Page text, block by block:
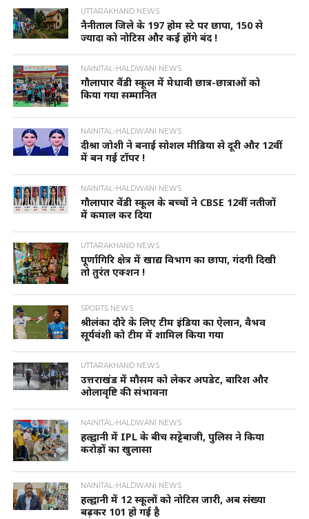
UTTARAKHAND NEWS
नैनीताल जिले के 197 होम स्टे पर छापा, 150 से
ज्यादा को नोटिस और कई होंगे बंद !
NAINITAL-HALDWANI NEWS
गौलापार वैंडी स्कूल में मेधावी छात्र-छात्राओं को
किया गया सम्मानित
NAINITAL-HALDWANI NEWS
दीश्रा जोशी ने बनाई सोशल मीडिया से दूरी और 12वीं
में बन गई टॉपर !
NAINITAL-HALDWANI NEWS
गौलापार वेंडी स्कूल के बच्चों ने CBSE 12वीं नतीजों
में कमाल कर दिया
UTTARAKHAND NEWS
पूर्णागिरि क्षेत्र में खाद्य विभाग का छापा, गंदगी दिखी
तो तुरंत एक्शन !
SPORTS NEWS
श्रीलंका दौरे के लिए टीम इंडिया का ऐलान, वैभव
सूर्यवंशी को टीम में शामिल किया गया
UTTARAKHAND NEWS
उत्तराखंड में मौसम को लेकर अपडेट, बारिश और
ओलावृष्टि की संभावना
NAINITAL-HALDWANI NEWS
हल्द्वानी में IPL के बीच सट्टेबाजी, पुलिस ने किया
करोड़ों का खुलासा
NAINITAL-HALDWANI NEWS
हल्द्वानी में 12 स्कूलों को नोटिस जारी, अब संख्या
बढ़कर 101 हो गई है